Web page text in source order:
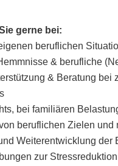
gerne bei:
beruflichen
& berufliche
& Beratung bei
bei familiären
beruflichen Zielen und
Weiterentwicklung der
zur Stressreduktion